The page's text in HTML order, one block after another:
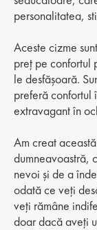
personalitatea,
Aceste cizme
preț pe confortul
le desfășoară.
preferă confortul
extravagant în
Am creat
dumneavoastră,
nevoi și de a
odată ce veți
veți rămâne
doar dacă aveți